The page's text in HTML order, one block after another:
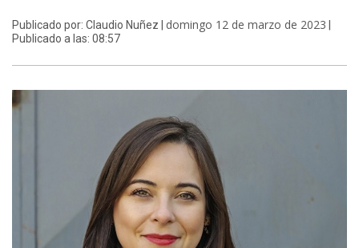
Publicado por: Claudio Nuñez | domingo 12 de marzo de 2023
Publicado a las: 08:57